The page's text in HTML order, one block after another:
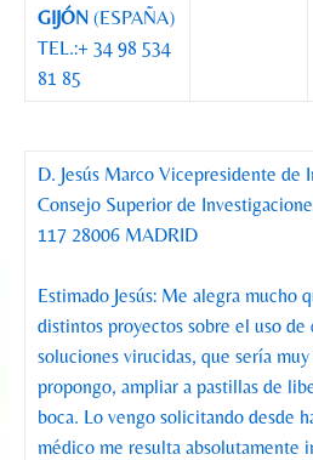
GIJÓN(ESPAÑA)
TEL.:+ 34 98 534
81 85
D. Jesús Marco Vicepresidente de
Consejo Superior de
117 28006 MADRID
Estimado Jesús: Me alegra mucho
distintos proyectos sobre el uso de
soluciones virucidas, que sería
propongo, ampliar a pastillas de
boca. Lo vengo solicitando desde
médico me resulta absolutamente